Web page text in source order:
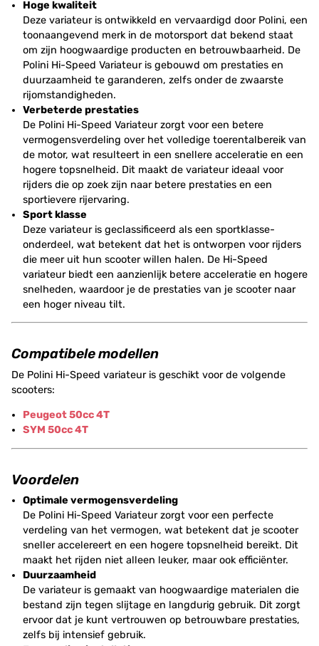
Hoge kwaliteit
Deze variateur is ontwikkeld en vervaardigd door Polini, een
toonaangevend merk in de motorsport dat bekend staat
om zijn hoogwaardige producten en betrouwbaarheid. De
Polini Hi-Speed Variateur is gebouwd om prestaties en
duurzaamheid te garanderen, zelfs onder de zwaarste
rijomstandigheden.
Verbeterde prestaties
De Polini Hi-Speed Variateur zorgt voor een betere
vermogensverdeling over het volledige toerentalbereik van
de motor, wat resulteert in een snellere acceleratie en een
hogere topsnelheid. Dit maakt de variateur ideaal voor
rijders die op zoek zijn naar betere prestaties en een
sportievere rijervaring.
Sport klasse
Deze variateur is geclassificeerd als een sportklasse-
onderdeel, wat betekent dat het is ontworpen voor rijders
die meer uit hun scooter willen halen. De Hi-Speed
variateur biedt een aanzienlijk betere acceleratie en hogere
snelheden, waardoor je de prestaties van je scooter naar
een hoger niveau tilt.
Compatibele modellen
De Polini Hi-Speed variateur is geschikt voor de volgende
scooters:
Peugeot 50cc 4T
SYM 50cc 4T
Voordelen
Optimale vermogensverdeling
De Polini Hi-Speed Variateur zorgt voor een perfecte
verdeling van het vermogen, wat betekent dat je scooter
sneller accelereert en een hogere topsnelheid bereikt. Dit
maakt het rijden niet alleen leuker, maar ook efficiënter.
Duurzaamheid
De variateur is gemaakt van hoogwaardige materialen die
bestand zijn tegen slijtage en langdurig gebruik. Dit zorgt
ervoor dat je kunt vertrouwen op betrouwbare prestaties,
zelfs bij intensief gebruik.